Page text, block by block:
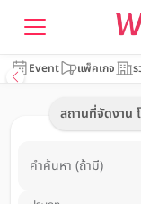
Event แพ็คเกจ
สถานที่จัดงาน
คำค้นหา (ถ้ามี)